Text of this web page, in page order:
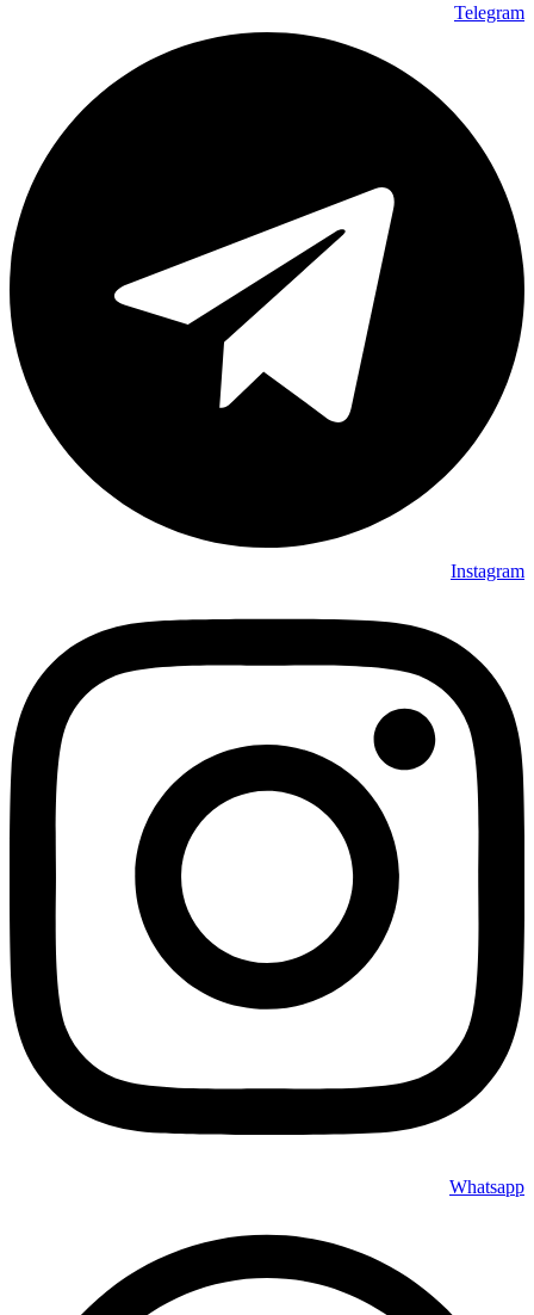
Telegram
Instagram
Whatsapp